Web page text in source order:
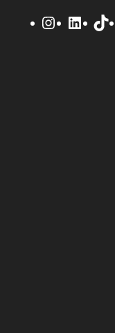
Instagram